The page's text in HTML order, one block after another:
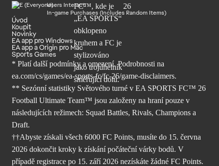
Users Interact
In-game Purchases (Includes Random Items)
Úvod
Koupit
Novinky
EA app pro Windows
EA app a Origin pro Mac
Sports Games
* Platí další podmínky a omezení. Podrobnosti na
ea.com/cs/games/ea-sports-fc/fc-26/game-disclaimers.
** Sezónní statistiky Světového turné v EA SPORTS FC™ 26
Football Ultimate Team™ jsou založeny na hraní pouze v
následujících režimech: Squad Battles, Rivals, Champions a
Draft.
††Abyste získali všech 6000 FC Points, musíte do 15. června
2026 dokončit kroky k získání počáteční várky bodů. V
případě registrace po 15. září 2026 nezískáte žádné FC Points.